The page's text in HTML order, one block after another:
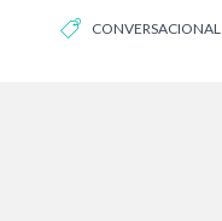
CONVERSACIONAL